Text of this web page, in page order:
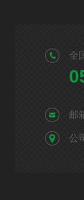
全
邮
公